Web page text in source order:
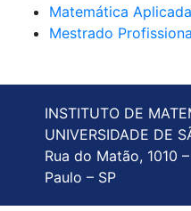
Matemática Aplicada
Mestrado
INSTITUTO DE
UNIVERSIDADE DE
Rua do Matão, 1010
Paulo – SP